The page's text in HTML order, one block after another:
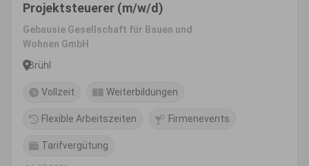
Projektsteuerer (m/w/d)
Gebausie Gesellschaft für Bauen und
Wohnen GmbH
Brühl
Vollzeit Weiterbildungen
Flexible Arbeitszeiten Firmenevents
Tarifvergütung